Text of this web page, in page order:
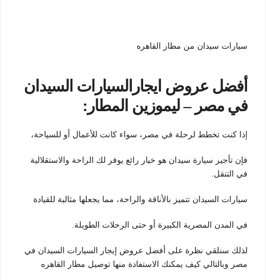
سيارات سيدان من مطار القاهره
أفضل عروض ايجارالسيارات السيدان
في مصر –ليموزين المطار:
إذا كنت تخطط لرحلة في مصر، سواء كانت للأعمال أو للسياحة،
فإن تأجير سيارة سيدان هو خيار رائع يوفر لك الراحة والاستقلالية
في التنقل.
سيارات السيدان تتميز بالأناقة والراحة، مما يجعلها مثالية للقيادة
في المدن المصرية الكبيرة أو حتى الرحلات الطويلة.
لذلك سنلقي نظرة على أفضل عروض إيجار السيارات السيدان في
مصر وبالتالي كيف يمكنك الاستفادة منها توصيل مطار القاهره